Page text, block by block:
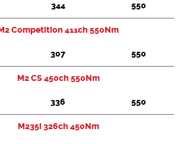
344 550
Competition 411ch 550Nm
307 550
M2 CS 450ch 550Nm
336 550
M235i 326ch 450Nm